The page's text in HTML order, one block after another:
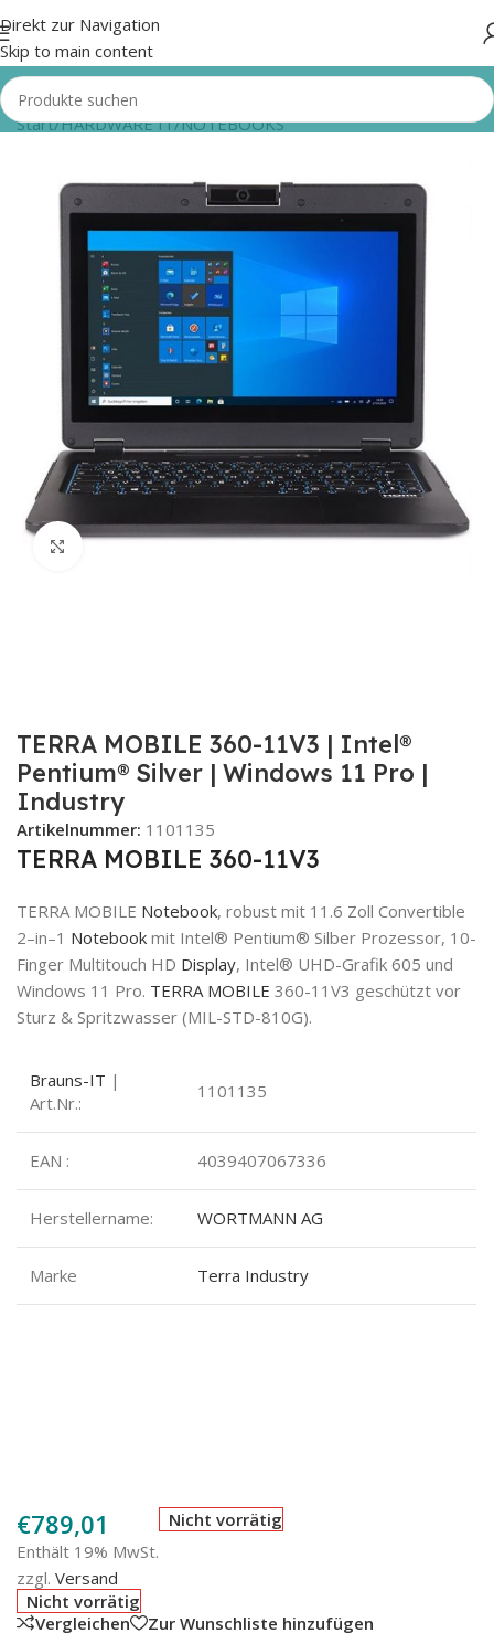
Direkt zur Navigation
Skip to main content
Start/HARDWARE IT/NOTEBOOKS
Zum Vergrößern klicken
TERRA MOBILE 360-11V3 | Intel®
Pentium® Silver | Windows 11 Pro |
Industry
Artikelnummer: 1101135
TERRA MOBILE 360-11V3
TERRA MOBILE Notebook, robust mit 11.6 Zoll Convertible
2–in–1 Notebook mit Intel® Pentium® Silber Prozessor, 10-
Finger Multitouch HD Display, Intel® UHD-Grafik 605 und
Windows 11 Pro. TERRA MOBILE 360-11V3 geschützt vor
Sturz & Spritzwasser (MIL-STD-810G).
Brauns-IT |
Art.Nr.:
1101135
EAN : 4039407067336
Herstellername: WORTMANN AG
Marke Terra Industry
€789,01
Enthält 19% MwSt.
zzgl. Versand
Nicht vorrätig
Nicht vorrätig
Vergleichen
Zur Wunschliste hinzufügen